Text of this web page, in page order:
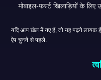
मोबाइल-फर्स्ट खिलाड़ियों के लिए
यदि आप खेल में नए हैं, तो यह पढ़ने लायक
ऐप चुनने से पहले.